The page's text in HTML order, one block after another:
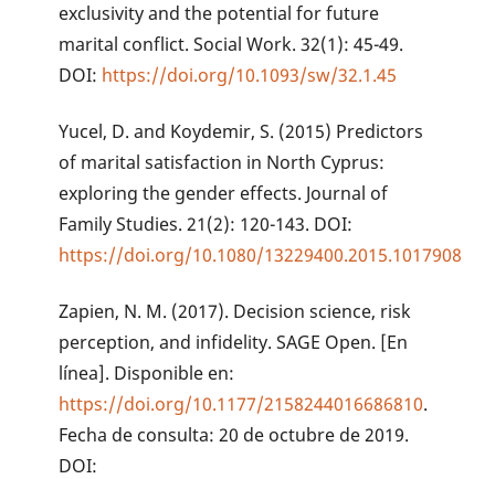
exclusivity and the potential for future
marital conflict. Social Work. 32(1): 45-49.
DOI: https://doi.org/10.1093/sw/32.1.45
Yucel, D. and Koydemir, S. (2015) Predictors
of marital satisfaction in North Cyprus:
exploring the gender effects. Journal of
Family Studies. 21(2): 120-143. DOI:
https://doi.org/10.1080/13229400.2015.1017908
Zapien, N. M. (2017). Decision science, risk
perception, and infidelity. SAGE Open. [En
línea]. Disponible en:
https://doi.org/10.1177/2158244016686810.
Fecha de consulta: 20 de octubre de 2019.
DOI: